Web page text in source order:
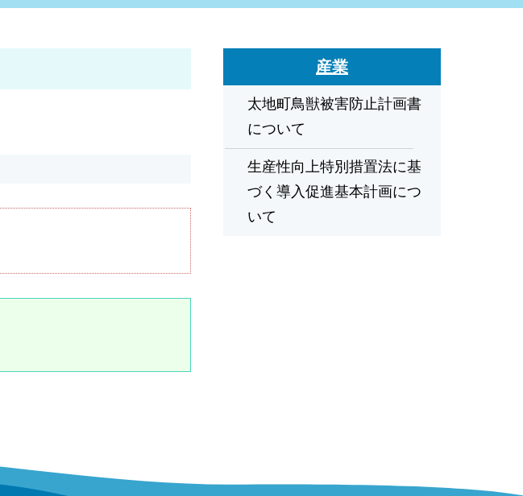
産業
太地町鳥獣被害防止計画書
について
生産性向上特別措置法に基
づく導入促進基本計画につ
いて